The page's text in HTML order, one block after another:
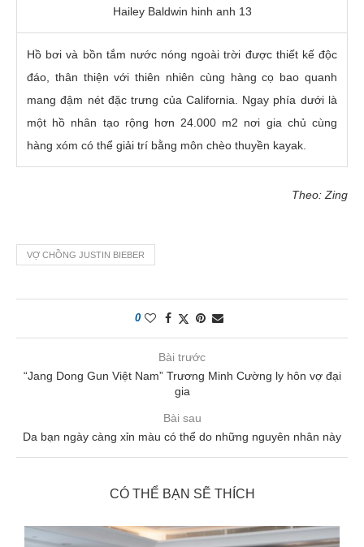
Hồ bơi và bồn tắm nước nóng ngoài trời được thiết kế độc
đáo, thân thiện với thiên nhiên cùng hàng cọ bao quanh
mang đậm nét đặc trưng của California. Ngay phía dưới là
một hồ nhân tạo rộng hơn 24.000 m2 nơi gia chủ cùng
hàng xóm có thể giải trí bằng môn chèo thuyền kayak.
Theo: Zing
VỢ CHỒNG JUSTIN BIEBER
0
Bài trước
“Jang Dong Gun Việt Nam” Trương Minh Cường ly hôn vợ đại
gia
Bài sau
Da bạn ngày càng xỉn màu có thể do những nguyên nhân này
CÓ THỂ BẠN SẼ THÍCH